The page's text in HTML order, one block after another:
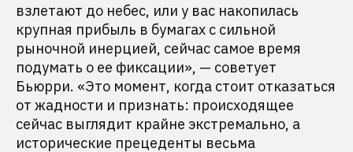
взлетают до небес, или у вас накопилась
крупная прибыль в бумагах с сильной
рыночной инерцией, сейчас самое время
подумать о ее фиксации», — советует
Бьюрри. «Это момент, когда стоит отказаться
от жадности и признать: происходящее
сейчас выглядит крайне экстремально, а
исторические прецеденты весьма